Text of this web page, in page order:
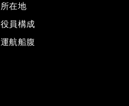
所在地
役員構成
運航船腹